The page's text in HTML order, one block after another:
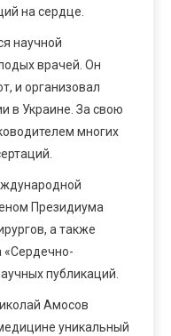
на сердце.
научной
врачей. Он
и организовал
в Украине. За свою
многих
Президиума
а также
«Сердечно-
публикаций.
Амосов
уникальный